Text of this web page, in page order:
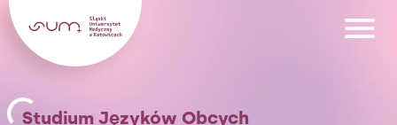
Studium Języków Obcych